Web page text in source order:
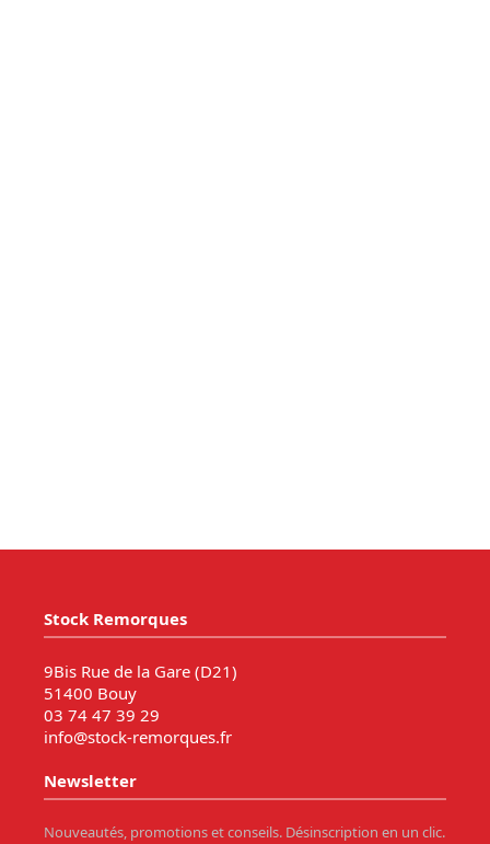
Stock Remorques
9Bis Rue de la Gare (D21)
51400 Bouy
03 74 47 39 29
info@stock-remorques.fr
Newsletter
Nouveautés, promotions et conseils. Désinscription en un clic.